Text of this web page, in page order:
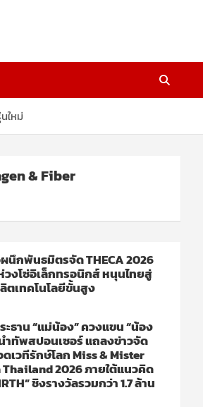
ใหม่
& Fiber
ผนึกพันธมิตรจัด THECA 2026
วงโซ่อิเล็กทรอนิกส์ หนุนไทยสู่
ตเทคโนโลยีขั้นสูง
ะธาน “แม่น้อง” ควงแขน “น้อง
ำทัพสปอนเซอร์ แถลงข่าวจัด
ดเวทีรักษ์โลก Miss & Mister
Thailand 2026 ภายใต้แนวคิด
ชิงรางวัลรวมกว่า 1.7 ล้าน